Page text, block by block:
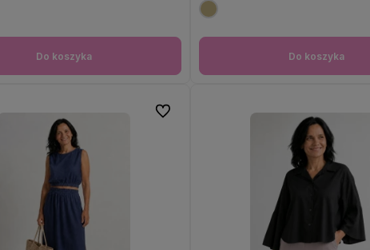
Do koszyka Do koszyka
Do ulubionych